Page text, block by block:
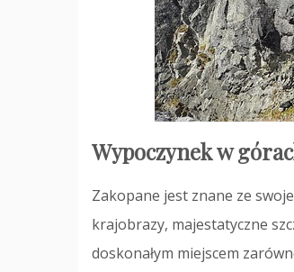
Wypoczynek w
Zakopane jest znane ze
krajobrazy, majestatyczne
doskonałym miejscem